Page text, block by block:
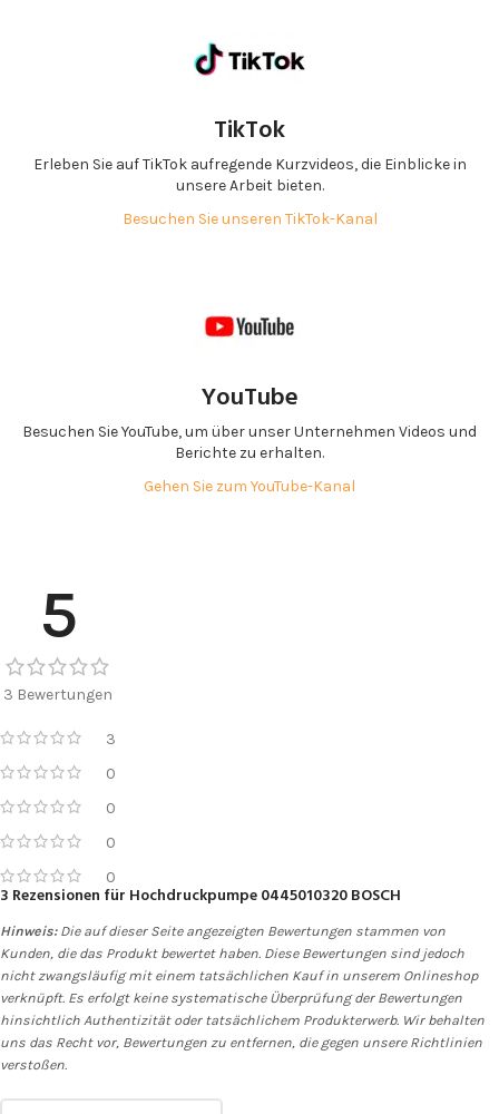
TikTok
Erleben Sie auf TikTok aufregende Kurzvideos, die Einblicke in
unsere Arbeit bieten.
Besuchen Sie unseren TikTok-Kanal
YouTube
Besuchen Sie YouTube, um über unser Unternehmen Videos und
Berichte zu erhalten.
Gehen Sie zum YouTube-Kanal
5
3 Bewertungen
3
0
0
0
0
3 Rezensionen für Hochdruckpumpe 0445010320 BOSCH
Hinweis:Die auf dieser Seite angezeigten Bewertungen stammen von
Kunden, die das Produkt bewertet haben. Diese Bewertungen sind jedoch
nicht zwangsläufig mit einem tatsächlichen Kauf in unserem Onlineshop
verknüpft. Es erfolgt keine systematische Überprüfung der Bewertungen
hinsichtlich Authentizität oder tatsächlichem Produkterwerb. Wir behalten
uns das Recht vor, Bewertungen zu entfernen, die gegen unsere Richtlinien
verstoßen.